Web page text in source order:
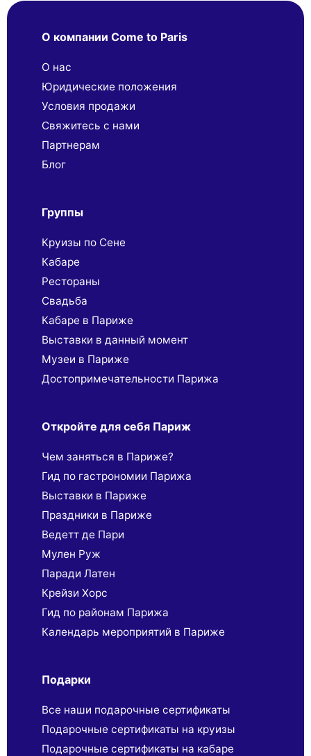
О компании Come to Paris
О нас
Юридические положения
Условия продажи
Свяжитесь с нами
Партнерaм
Блог
Группы
Круизы по Сене
Кабаре
Рестораны
Свадьба
Кабаре в Париже
Выставки в данный момент
Музеи в Париже
Достопримечательности Парижа
Откройте для себя Париж
Чем заняться в Париже?
Гид по гастрономии Парижа
Выставки в Париже
Праздники в Париже
Ведетт де Пари
Мулен Руж
Паради Латен
Крейзи Хорс
Гид по районам Парижа
Календарь мероприятий в Париже
Подарки
Все наши подарочные сертификаты
Подарочные сертификаты на круизы
Подарочные сертификаты на кабаре